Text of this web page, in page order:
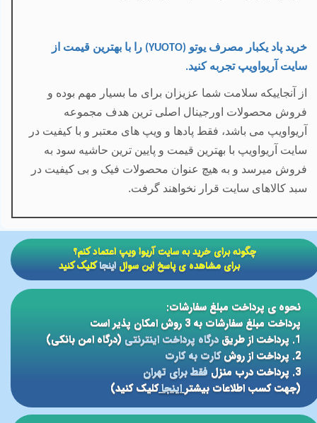
خرید پاد یکبار مصرف یوتو (YUOTO) را با بهترین قیمت از
سایت آریواویپ تجربه کنید.
از آنجاییکه سلامت شما عزیزان برای ما بسیار مهم بوده و
فروش محصولات اورجینال اصلی ترین هدف مجموعه
آریواویپ می باشد، فقط پادها و ویپ های معتبر و با کیفیت در
سایت آریواویپ با بهترین قیمت و پایین ترین حاشیه سود به
فروش میرسد و به هیچ عنوان محصولات فیک و بی کیفیت در
سبد کالاهای سایت قرار نخواهند گرفت.
نحوه ی پرداخت مبلغ سفارشات:
پرداخت مبلغ سفارشات به 3 روش امکان پذیر است
1. پرداخت از طریق
درگاه پرداخت اینترنتی(درگاه امن بانکی)
2. پرداخت از روش
کارت به کارت
3. پرداخت درب منزل
فقط برای تهران
(جهت کسب اطلاعات بیشتر اینجاکلیک کنید)
​​چگونه برای خرید به سایت آریوا ویپ اعتماد کنم؟
برای مشاهده ی پاسخ این سوالاینجاکلیک کنید